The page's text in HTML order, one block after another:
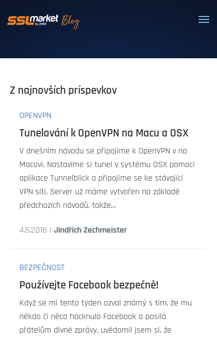
Dôveryhodné SSL/TLS certifikáty
Z najnovších príspevkov
OPENVPN
Tunelování k OpenVPN na Macu a OSX
V dnešním návodu se připojíme k OpenVPN v na
Macovi. Nastavíme si tunel v systému OSX pomocí
aplikace Tunnelblick a připojíme se ke stávající
VPN síti. Server už máme vytvořen na základě
předchozích návodů, takže…
4.5.2016 | Jindřich Zechmeister
BEZPEČNOST
Používejte Facebook bezpečně!
Když se mi tento týden ozval známý s tím, že mu
někdo či něco hacknulo Facebook a posílá
přátelům divné zprávy, uvědomil jsem si, že